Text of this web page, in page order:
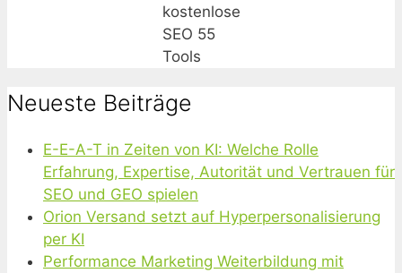
kostenlose
SEO 55
Tools
Neueste Beiträge
E-E-A-T in Zeiten von KI: Welche Rolle
Erfahrung, Expertise, Autorität und Vertrauen für
SEO und GEO spielen
Orion Versand setzt auf Hyperpersonalisierung
per KI
Performance Marketing Weiterbildung mit